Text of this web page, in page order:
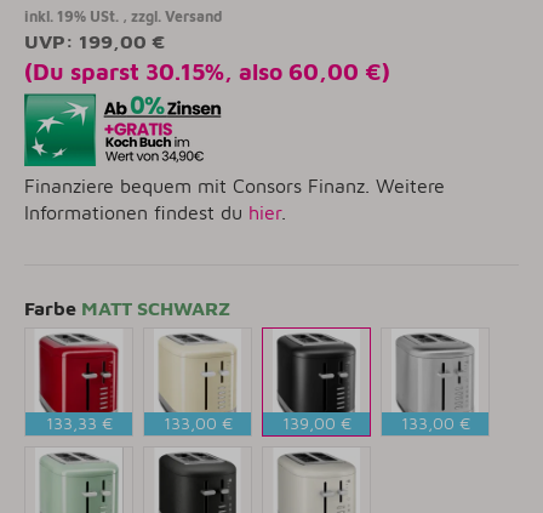
inkl. 19% USt. , zzgl. Versand
UVP: 199,00 €
(Du sparst 30.15%, also 60,00 €)
Finanziere bequem mit Consors Finanz. Weitere
Informationen findest du hier.
Farbe MATT SCHWARZ
EMPIRE
133,33 €
CREME
133,00 €
MATT
139,00 € 133,00 €